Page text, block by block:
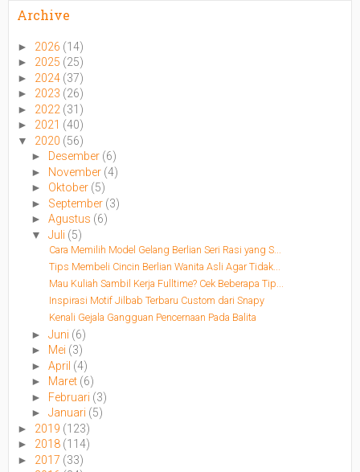
Archive
► 2026 (14)
► 2025 (25)
► 2024 (37)
► 2023 (26)
► 2022 (31)
► 2021 (40)
▼ 2020 (56)
► Desember (6)
► November (4)
► Oktober (5)
► September (3)
► Agustus (6)
▼ Juli (5)
Cara Memilih Model Gelang Berlian Seri Rasi yang S...
Tips Membeli Cincin Berlian Wanita Asli Agar Tidak...
Mau Kuliah Sambil Kerja Fulltime? Cek Beberapa Tip...
Inspirasi Motif Jilbab Terbaru Custom dari Snapy
Kenali Gejala Gangguan Pencernaan Pada Balita
► Juni (6)
► Mei (3)
► April (4)
► Maret (6)
► Februari (3)
► Januari (5)
► 2019 (123)
► 2018 (114)
► 2017 (33)